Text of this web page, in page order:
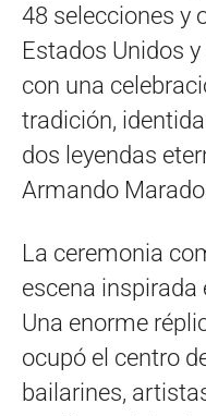
48 selecciones y
Estados Unidos
con una
tradición,
dos leyendas
Armando
La ceremonia
escena inspirada
Una enorme
ocupó el centro
bailarines,